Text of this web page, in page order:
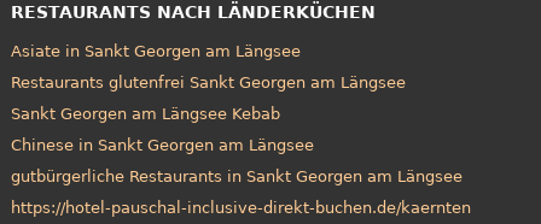
RESTAURANTS NACH LÄNDERKÜCHEN
Asiate in Sankt Georgen am Längsee
Restaurants glutenfrei Sankt Georgen am Längsee
Sankt Georgen am Längsee Kebab
Chinese in Sankt Georgen am Längsee
gutbürgerliche Restaurants in Sankt Georgen am Längsee
https://hotel-pauschal-inclusive-direkt-buchen.de/kaernten